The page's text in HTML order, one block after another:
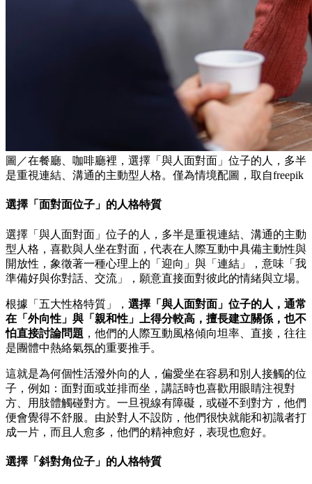
圖／在餐廳、咖啡廳裡，選擇「與人面對面」位子的人，多半
是重視連結、溝通的主動型人格。僅為情境配圖，取自freepik
選擇「面對面位子」的人格特質
選擇「與人面對面」位子的人，多半是重視連結、溝通的主動
型人格，喜歡與人坐在對面，代表在人際互動中具備主動性與
開放性，象徵著一種心理上的「迎向」與「連結」，意味「我
準備好與你對話、交流」，願意直接面對彼此的情緒與立場。
根據「五大性格特質」， 選擇「與人面對面」位子的人，通常
在「外向性」與「親和性」上得分較高，擅長建立關係，也不
怕直接討論問題 ，他們的人際互動風格傾向坦率、直接，往往
是團體中熱絡氣氛的重要推手。
這就是為何個性活潑外向的人，偏愛坐在容易和別人接觸的位
子，例如：面對面或並排而坐，講話時也喜歡用眼睛注視對
方、用肢體觸碰對方。一旦視線有障礙，或碰不到對方，他們
便會覺得不舒服。由於對人不設防，他們很快就能和初識者打
成一片，而且人愈多，他們的精神愈好，表現也愈好。
選擇「斜對角位子」的人格特質